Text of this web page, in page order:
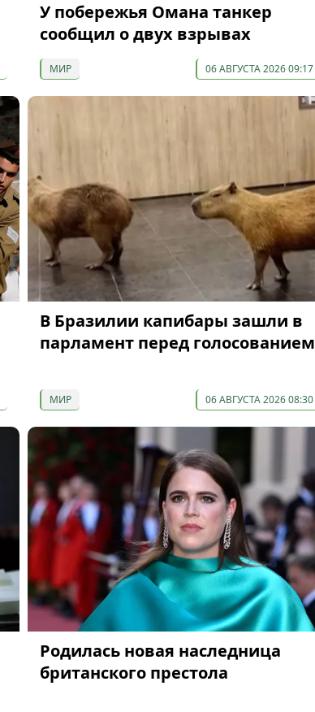
У побережья Омана танкер
сообщил о двух взрывах
МИР 06 АВГУСТА 2026 09:17
В Бразилии капибары зашли в
парламент перед голосованием
МИР 06 АВГУСТА 2026 08:30
Родилась новая наследница
британского престола